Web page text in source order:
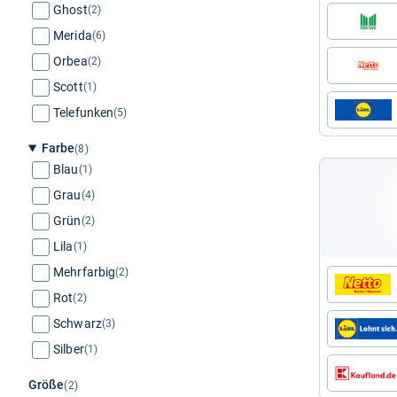
Ghost(2)
Merida(6)
Orbea(2)
Scott(1)
Telefunken(5)
Farbe(8)
Blau(1)
Grau(4)
Grün(2)
Lila(1)
Mehrfarbig(2)
Rot(2)
Schwarz(3)
Silber(1)
Größe(2)